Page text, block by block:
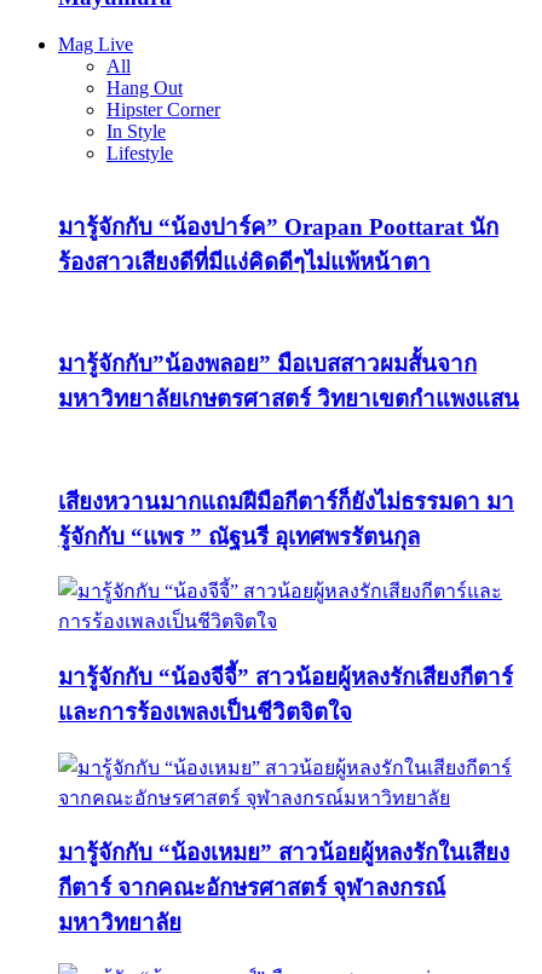
Mag Live
All
Hang Out
Hipster Corner
In Style
Lifestyle
มารู้จักกับ “น้องปาร์ค” Orapan Poottarat นัก
ร้องสาวเสียงดีที่มีแง่คิดดีๆไม่แพ้หน้าตา
มารู้จักกับ”น้องพลอย” มือเบสสาวผมสั้นจาก
มหาวิทยาลัยเกษตรศาสตร์ วิทยาเขตกำแพงแสน
เสียงหวานมากแถมฝีมือกีตาร์ก็ยังไม่ธรรมดา มา
รู้จักกับ “แพร ” ณัฐนรี อุเทศพรรัตนกุล
มารู้จักกับ “น้องจีจี้” สาวน้อยผู้หลงรักเสียงกีตาร์
และการร้องเพลงเป็นชีวิตจิตใจ
มารู้จักกับ “น้องเหมย” สาวน้อยผู้หลงรักในเสียง
กีตาร์ จากคณะอักษรศาสตร์ จุฬาลงกรณ์
มหาวิทยาลัย